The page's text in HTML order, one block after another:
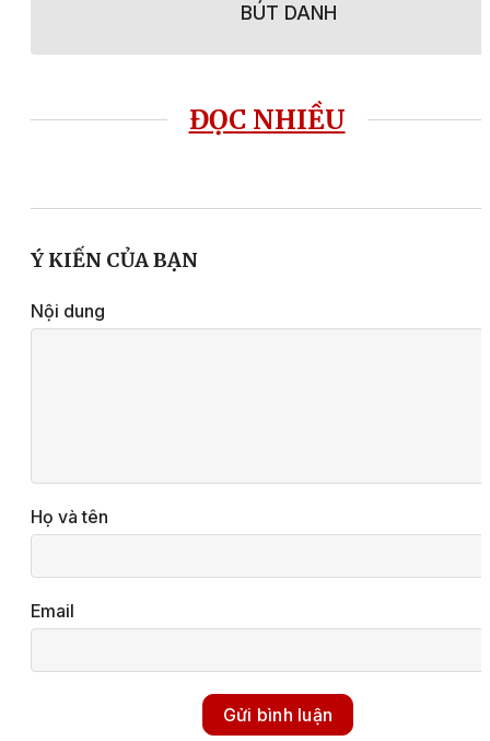
BÚT DANH
ĐỌC NHIỀU
Ý KIẾN CỦA BẠN
Nội dung
Họ và tên
Email
Gửi bình luận